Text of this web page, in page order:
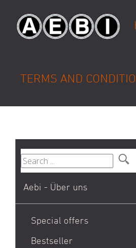
TERMS AND
Aebi - Über uns
Special offers
Bestseller